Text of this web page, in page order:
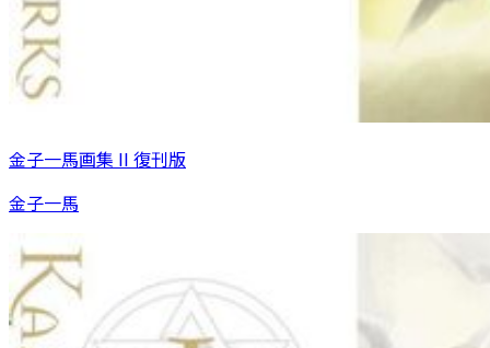
金子一馬画集 II 復刊版
金子一馬